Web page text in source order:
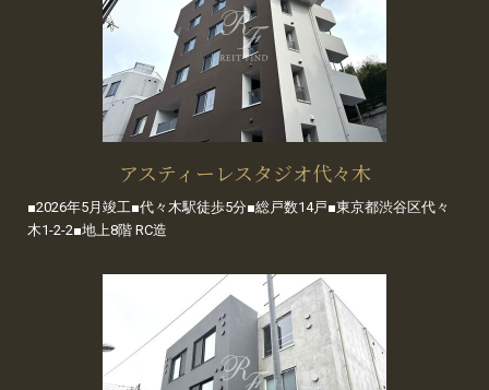
アスティーレスタジオ代々木
■2026年5月竣工■代々木駅徒歩5分■総戸数14戸■東京都渋谷区代々
木1-2-2■地上8階 RC造